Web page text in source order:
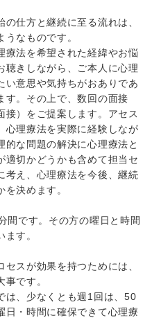
仕方と継続に至る流れは、
なものです。
療法を希望された経緯やお悩
聴きしながら、ご本人に心理
い意思や気持ちがおありであ
す。その上で、数回の面接
接）をご提案します。アセス
心理療法を実際に経験しなが
的な問題の解決に心理療法と
適切かどうかも含めて担当セ
考え、心理療法を今後、継続
を決めます。
間です。その方の曜日と時間
す。
スが効果を持つためには、
事です。
は、少なくとも週1回は、50
日・時間に確保できて心理療